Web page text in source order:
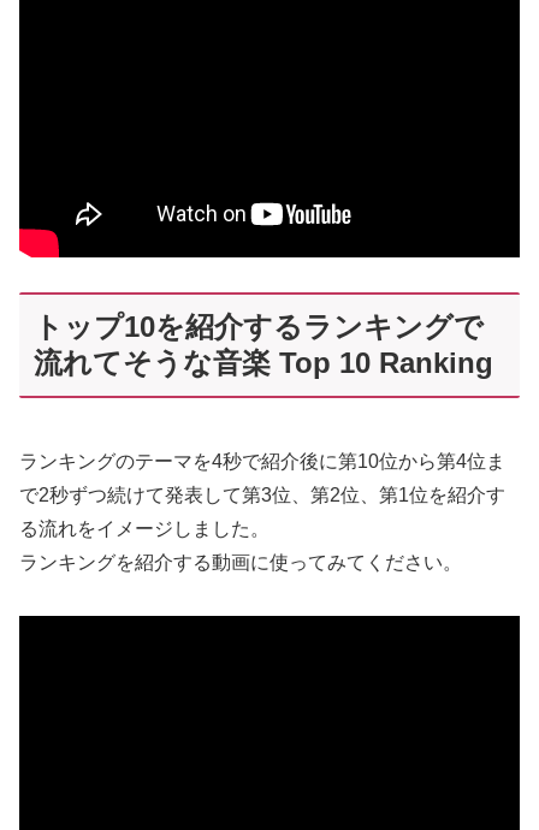
トップ10を紹介するランキングで
流れてそうな音楽 Top 10 Ranking
ランキングのテーマを4秒で紹介後に第10位から第4位ま
で2秒ずつ続けて発表して第3位、第2位、第1位を紹介す
る流れをイメージしました。
ランキングを紹介する動画に使ってみてください。